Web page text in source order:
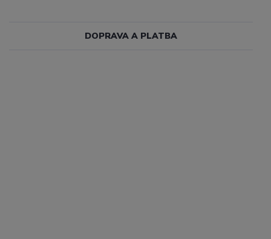
DOPRAVA A PLATBA